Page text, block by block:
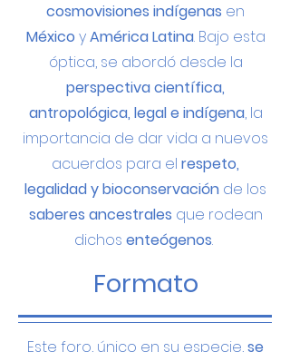
cosmovisiones indígenas en
México yAmérica Latina. Bajo esta
óptica, se abordó desde la
perspectiva científica,
antropológica, legal e indígena, la
importancia de dar vida a nuevos
acuerdos para el respeto,
legalidad y bioconservación de los
saberes ancestrales que rodean
dichos enteógenos.
Formato
Este foro, único en su especie,se